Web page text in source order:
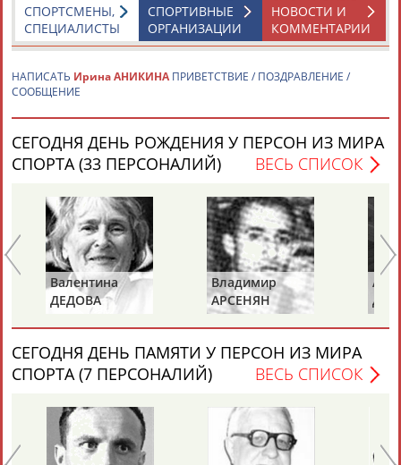
Сегодня на Универсиаде-2015 будет разыграно 11
комплектов медалей. Расписание
...у мужчин - с 3-метрового. Россию представят Дарья Говор,
Ирина Аникина
, Александр Кандрашин, Вячеслав
Новоселов и...
04.07.2015
ТАБЛО АКТИВНОСТИ
ЦЕЛИ ПРОЕКТА КОНТАКТЫ НАШИ КНОПКИ
Адресов в новостной рассылке: 997
Подпишись
НОВОСТИ И
КОММЕНТАРИИ
СПОРТИВНЫЕ
ОРГАНИЗАЦИИ
СПОРТСМЕНЫ,
СПЕЦИАЛИСТЫ
НАПИСАТЬ Ирина АНИКИНА ПРИВЕТСТВИЕ / ПОЗДРАВЛЕНИЕ /
СООБЩЕНИЕ
СЕГОДНЯ ДЕНЬ РОЖДЕНИЯ У ПЕРСОН ИЗ МИРА
СПОРТА (33 ПЕРСОНАЛИЙ)
ВЕСЬ СПИСОК
Владимир
АРСЕНЯН
Альберт
ДЕМИН
СЕГОДНЯ ДЕНЬ ПАМЯТИ У ПЕРСОН ИЗ МИРА
СПОРТА (7 ПЕРСОНАЛИЙ)
ВЕСЬ СПИСОК